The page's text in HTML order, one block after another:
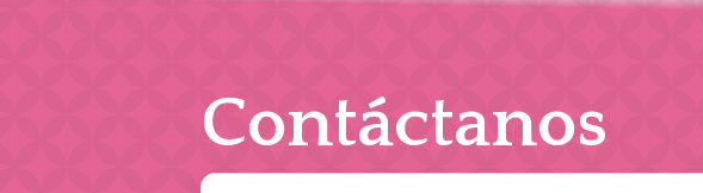
Contáctanos